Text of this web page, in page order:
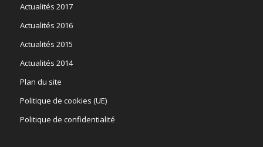
Actualités 2017
Actualités 2016
Actualités 2015
Actualités 2014
Plan du site
Politique de cookies (UE)
Politique de confidentialité